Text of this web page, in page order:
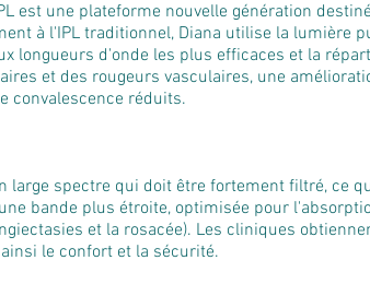
est une plateforme nouvelle génération
à l'IPL traditionnel, Diana utilise la lumière
longueurs d'onde les plus efficaces et la
et des rougeurs vasculaires, une
convalescence réduits.
large spectre qui doit être fortement filtré, ce
bande plus étroite, optimisée pour
et la rosacée). Les cliniques
le confort et la sécurité.